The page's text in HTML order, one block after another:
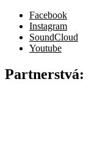
Facebook
Instagram
SoundCloud
Youtube
Partnerstvá: